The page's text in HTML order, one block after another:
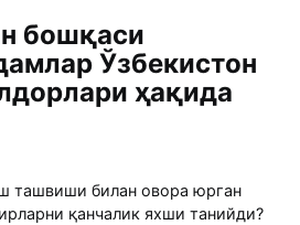
бошқаси
Ўзбекистон
ҳақида
ташвиши билан овора юрган
қанчалик яхши танийди?